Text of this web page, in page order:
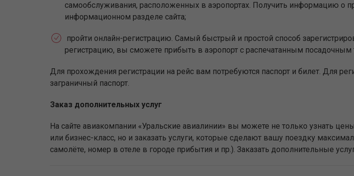
самообслуживания, расположенных в аэропортах. Получить информацию о
информационном разделе сайта;
пройти онлайн-регистрацию. Самый быстрый и простой способ
регистрацию, вы сможете прибыть в аэропорт с распечатанным посадочным
Для прохождения регистрации на рейс вам потребуются паспорт и билет. Для
заграничный паспорт.
Заказ дополнительных услуг
На сайте авиакомпании «Уральские авиалинии» вы можете не только узнать
или бизнес-класс, но и заказать услуги, которые сделают вашу поездку
самолёте, номер в отеле в городе прибытия и пр.). Заказать дополнительные